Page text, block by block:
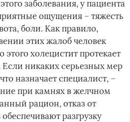
заболевания, у пациента
ощущения – тяжесть
боли. Как правило,
этих жалоб человек
этого холецистит протекает
никаких серьезных мер
назначает специалист, –
при камнях в желчном
рацион, отказ от
разгрузку